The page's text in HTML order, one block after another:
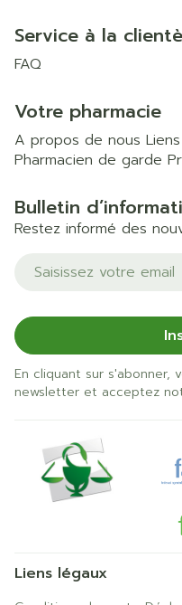
Service à la
FAQ
Votre pharmacie
A propos de nous
Pharmacien de garde
Bulletin
Restez informé des
Adresse mail
En cliquant sur s'abonner,
newsletter et acceptez
Liens légaux